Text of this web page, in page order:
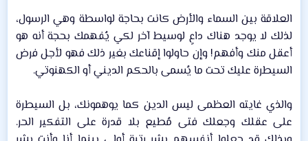
العلاقة بين السماء والأرض كانت بحاجة لواسطة وهي الرسول،
لذلك لا يوجد هناك داعٍ لوسيط آخر لكي يُفهمك بحجة أنه هو
أعقل منك وأفهم! وإن حاولوا إقناعك بغير ذلك فهو لأجل فرض
السيطرة عليك تحت ما يُسمى بالحكم الديني أو الكهنوتي.​
والذي غايته العظمى ليس الدين كما يوهمونك، بل السيطرة
على عقلك وجعلك فتى مُطيع بلا قدرة على التفكير الحر.